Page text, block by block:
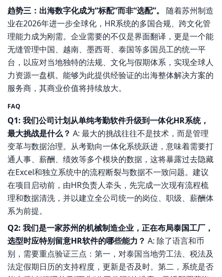
趋势三：出海数字化成为“标配”而非“选配”。
随着苏州制造
业在2026年进一步全球化，HR系统的多国合规、跨文化管
理能力成为刚需。企业需要的不仅是界面翻译，更是一个能
无缝管理中国、越南、墨西哥、泰国等多国员工的统一平
台，以应对当地独特的法规、文化与假期体系，实现全球人
力资源一盘棋。能够为此提供经验证的出海整体解决方案的
服务商，其商业价值将持续放大。
FAQ
Q1: 我们公司计划从单纯考勤软件升级到一体化HR系统，
最大挑战是什么？ A: 最大的挑战往往不是技术，而是管理
变革与数据治理。从考勤向一体化系统跃进，意味着需要打
通人事、薪酬、绩效等多个模块的数据，这将暴露过去隐藏
在Excel和独立系统中的流程断裂与数据不一致问题。建议
在项目启动前，由HR负责人牵头，先完成一次现有流程梳
理和数据清洗，并以建立全公司统一的岗位、职级、薪酬体
系为前提。
Q2: 我们是一家苏州的机械制造企业，正在布局泰国工厂，
选型时应特别留意HR软件的哪些能力？ A: 除了语言和币
别，需要重点验证三点：第一，对泰国当地劳工法、税法及
法定假期日历的支持程度，更新是否及时。第二，系统是否